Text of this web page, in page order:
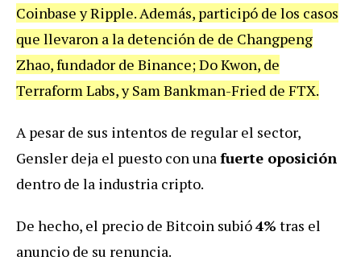
Coinbase y Ripple. Además, participó de los casos
que llevaron a la detención de de Changpeng
Zhao, fundador de Binance; Do Kwon, de
Terraform Labs, y Sam Bankman-Fried de FTX.
A pesar de sus intentos de regular el sector,
Gensler deja el puesto con unafuerte oposición
dentro de la industria cripto.
De hecho, el precio de Bitcoin subió4% tras el
anuncio de su renuncia.